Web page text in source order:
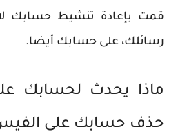
قمت بإعادة تنشيط حسابك
رسائلك، على حسابك أيضا.
ماذا يحدث لحسابك
حذف حسابك على